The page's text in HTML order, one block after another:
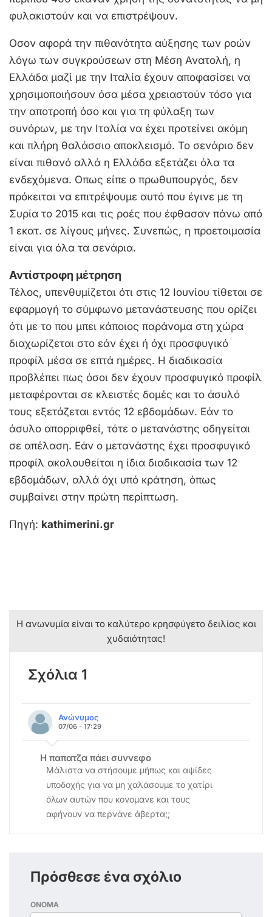
φυλακιστούν και να επιστρέψουν.
Οσον αφορά την πιθανότητα αύξησης των ροών
λόγω των συγκρούσεων στη Μέση Ανατολή, η
Ελλάδα μαζί με την Ιταλία έχουν αποφασίσει να
χρησιμοποιήσουν όσα μέσα χρειαστούν τόσο για
την αποτροπή όσο και για τη φύλαξη των
συνόρων, με την Ιταλία να έχει προτείνει ακόμη
και πλήρη θαλάσσιο αποκλεισμό. Το σενάριο δεν
είναι πιθανό αλλά η Ελλάδα εξετάζει όλα τα
ενδεχόμενα. Οπως είπε ο πρωθυπουργός, δεν
πρόκειται να επιτρέψουμε αυτό που έγινε με τη
Συρία το 2015 και τις ροές που έφθασαν πάνω από
1 εκατ. σε λίγους μήνες. Συνεπώς, η προετοιμασία
είναι για όλα τα σενάρια.
Αντίστροφη μέτρηση
Τέλος, υπενθυμίζεται ότι στις 12 Ιουνίου τίθεται σε
εφαρμογή το σύμφωνο μετανάστευσης που ορίζει
ότι με το που μπει κάποιος παράνομα στη χώρα
διαχωρίζεται στο εάν έχει ή όχι προσφυγικό
προφίλ μέσα σε επτά ημέρες. Η διαδικασία
προβλέπει πως όσοι δεν έχουν προσφυγικό προφίλ
μεταφέρονται σε κλειστές δομές και το άσυλό
τους εξετάζεται εντός 12 εβδομάδων. Εάν το
άσυλο απορριφθεί, τότε ο μετανάστης οδηγείται
σε απέλαση. Εάν ο μετανάστης έχει προσφυγικό
προφίλ ακολουθείται η ίδια διαδικασία των 12
εβδομάδων, αλλά όχι υπό κράτηση, όπως
συμβαίνει στην πρώτη περίπτωση.
Πηγή: kathimerini.gr
Η ανωνυμία είναι το καλύτερο κρησφύγετο δειλίας και
χυδαιότητας!
Σχόλια 1
Ανώνυμος
07/06 - 17:29
Η παπατζα πάει συννεφο
Μάλιστα να στήσουμε μήπως και αψίδες
υποδοχής για να μη χαλάσουμε το χατίρι
όλων αυτών που κονομανε και τους
αφήνουν να περνάνε άβερτα;;
Πρόσθεσε ένα σχόλιο
ΟΝΟΜΑ